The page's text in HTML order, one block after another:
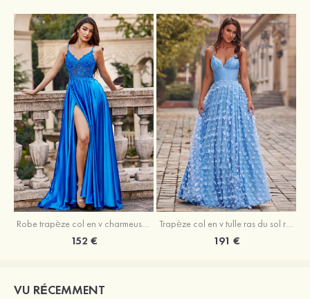
Robe trapèze col en v charmeuse traîne balayage robe de bal
152 €
Trapèze col en v tulle ras du sol robe de bal avec papillon
191 €
VU RÉCEMMENT